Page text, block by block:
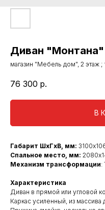
Диван "Монтана"
магазин "Мебель дом", 2 этаж
76 300 р.
В
Габарит ШхГхВ, мм:
Спальное место, мм:
Механизм трансформации:
Характеристика
Диван в прямой или угловой
Каркас усиленный, из